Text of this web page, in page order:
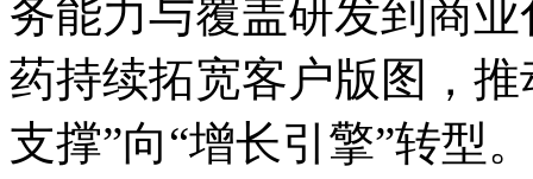
务能力与覆盖研发到商
药持续拓宽客户版图，
支撑”向“增长引擎”转型